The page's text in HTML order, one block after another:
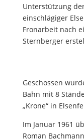
Unterstützung
einschlägiger
Fronarbeit nach
Sternberger
Geschossen
Bahn mit 8
„Krone“ in
Im Januar 1961
Roman